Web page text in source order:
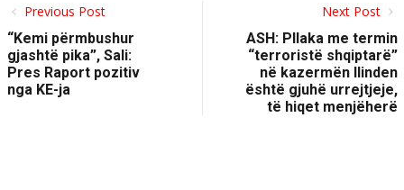
Previous Post
“Kemi përmbushur
gjashtë pika”, Sali:
Pres Raport pozitiv
nga KE-ja
Next Post
ASH: Pllaka me termin
“terroristë shqiptarë”
në kazermën Ilinden
është gjuhë urrejtjeje,
të hiqet menjëherë